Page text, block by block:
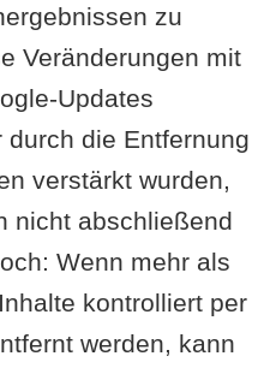
zu
Veränderungen mit
Updates
die Entfernung
verstärkt wurden,
nicht abschließend
Wenn mehr als
kontrolliert per
werden, kann